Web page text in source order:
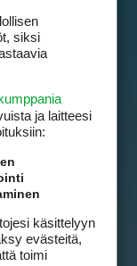
siksi
ja laitteesi
käsittelyyn
evästeitä,
toimi